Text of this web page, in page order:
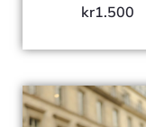
kr1.500